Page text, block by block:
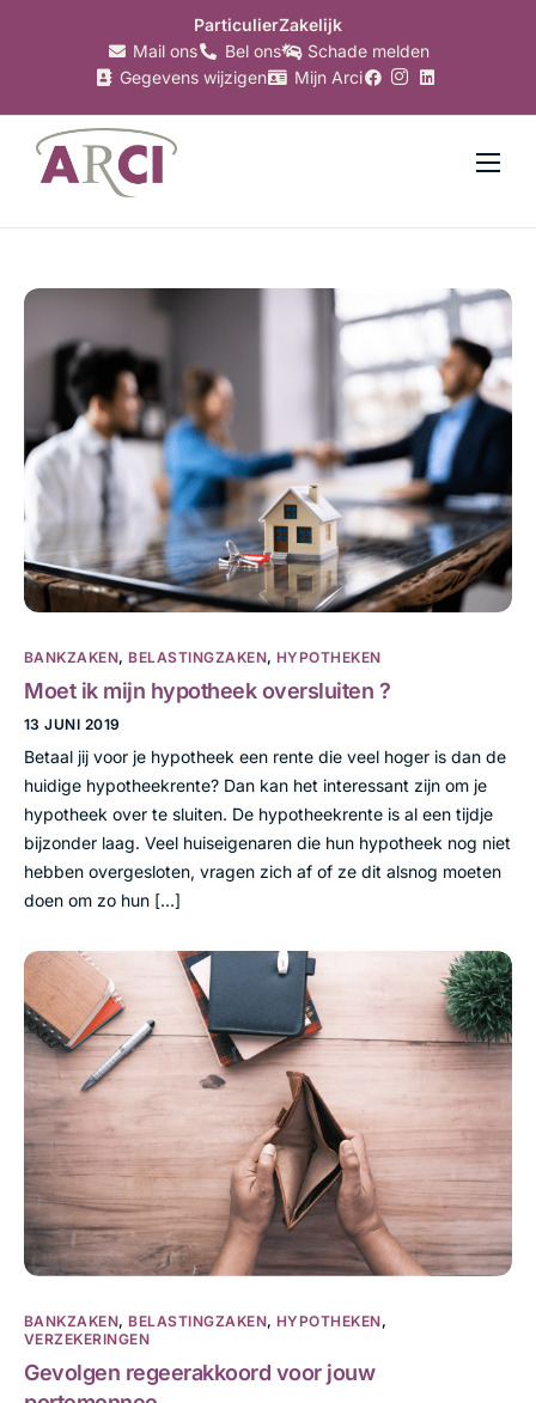
ParticulierZakelijk
Mail ons
Bel ons
Schade melden
Gegevens wijzigen
Mijn Arci
Verzekeringen
Makelaardij
Bankzaken
Belastingzaken
Over Arci
Nieuws
BANKZAKEN,BELASTINGZAKEN, HYPOTHEKEN
Moet ik mijn hypotheek oversluiten ?
13 JUNI 2019
Betaal jij voor je hypotheek een rente die veel hoger is dan de
huidige hypotheekrente? Dan kan het interessant zijn om je
hypotheek over te sluiten. De hypotheekrente is al een tijdje
bijzonder laag. Veel huiseigenaren die hun hypotheek nog niet
hebben overgesloten, vragen zich af of ze dit alsnog moeten
doen om zo hun […]
BANKZAKEN,BELASTINGZAKEN, HYPOTHEKEN,
VERZEKERINGEN
Gevolgen regeerakkoord voor jouw